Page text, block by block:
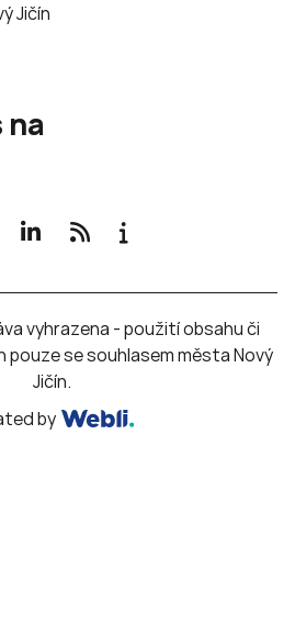
Jičín
vyhrazena - použití obsahu či
pouze se souhlasem města Nový
Jičín.
by